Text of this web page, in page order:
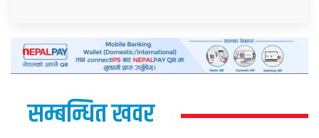
सम्बन्धित खवर